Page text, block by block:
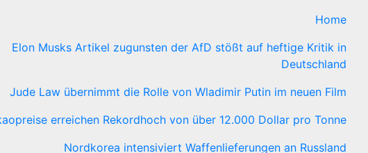
Home
Elon Musks Artikel zugunsten der AfD stößt auf heftige Kritik in
Deutschland
Jude Law übernimmt die Rolle von Wladimir Putin im neuen Film
erreichen Rekordhoch von über 12.000 Dollar pro Tonne
Nordkorea intensiviert Waffenlieferungen an Russland